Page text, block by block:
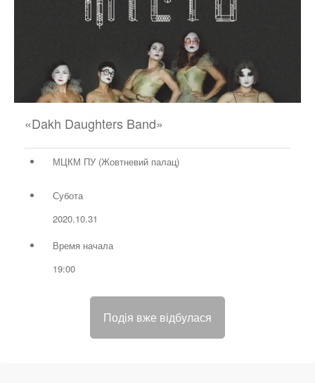
«Dakh Daughters Band»
МЦКМ ПУ (Жовтневий палац)
Субота
2020.10.31
Время начала
19:00
Подія вже відбулася